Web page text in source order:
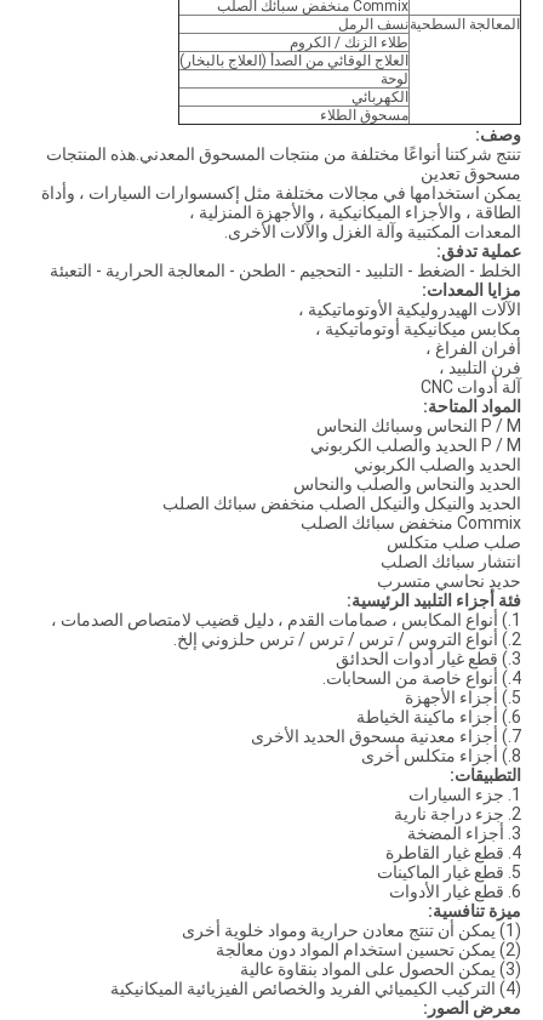
Commix منخفض سبائك الصلب
المعالجة السطحيةنسف الرمل
طلاء الزنك / الكروم
العلاج الوقائي من الصدأ (العلاج بالبخار)
لوحة
الكهربائي
مسحوق الطلاء
وصف:
تنتج شركتنا أنواعًا مختلفة من منتجات المسحوق المعدني.هذه المنتجات
مسحوق تعدين
يمكن استخدامها في مجالات مختلفة مثل إكسسوارات السيارات ، وأداة
الطاقة ، والأجزاء الميكانيكية ، والأجهزة المنزلية ،
المعدات المكتبية وآلة الغزل والآلات الأخرى.
عملية تدفق:
الخلط - الضغط - التلبيد - التحجيم - الطحن - المعالجة الحرارية - التعبئة
مزايا المعدات:
الآلات الهيدروليكية الأوتوماتيكية ،
مكابس ميكانيكية أوتوماتيكية ،
أفران الفراغ ،
فرن التلبيد ،
آلة أدوات CNC
المواد المتاحة:
P / M النحاس وسبائك النحاس
P / M الحديد والصلب الكربوني
الحديد والصلب الكربوني
الحديد والنحاس والصلب والنحاس
الحديد والنيكل والنيكل الصلب منخفض سبائك الصلب
Commix منخفض سبائك الصلب
صلب صلب متكلس
انتشار سبائك الصلب
حديد نحاسي متسرب
فئة أجزاء التلبيد الرئيسية:
1.) أنواع المكابس ، صمامات القدم ، دليل قضيب لامتصاص الصدمات ،
2.) أنواع التروس / ترس / ترس / ترس حلزوني إلخ.
3.) قطع غيار أدوات الحدائق
4.) أنواع خاصة من السحابات.
5.) أجزاء الأجهزة
6.) أجزاء ماكينة الخياطة
7.) أجزاء معدنية مسحوق الحديد الأخرى
8.) أجزاء متكلس أخرى
التطبيقات:
1. جزء السيارات
2. جزء دراجة نارية
3. أجزاء المضخة
4. قطع غيار القاطرة
5. قطع غيار الماكينات
6. قطع غيار الأدوات
ميزة تنافسية:
(1) يمكن أن تنتج معادن حرارية ومواد خلوية أخرى
(2) يمكن تحسين استخدام المواد دون معالجة
(3) يمكن الحصول على المواد بنقاوة عالية
(4) التركيب الكيميائي الفريد والخصائص الفيزيائية الميكانيكية
معرض الصور: